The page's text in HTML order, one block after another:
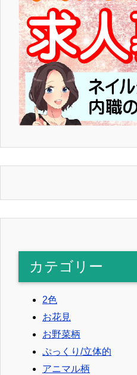
カテゴリー
2色
お花見
お野菜柄
ぷっくり/立体的
アニマル柄